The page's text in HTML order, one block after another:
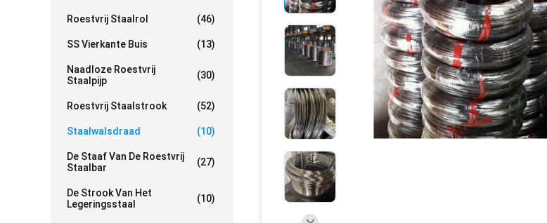
Roestvrij Staalrol (46)
SS Vierkante Buis (13)
Naadloze Roestvrij
Staalpijp
(30)
Roestvrij Staalstrook (52)
Staalwalsdraad (10)
De Staaf Van De Roestvrij
Staalbar
(27)
De Strook Van Het
Legeringsstaal
(10)